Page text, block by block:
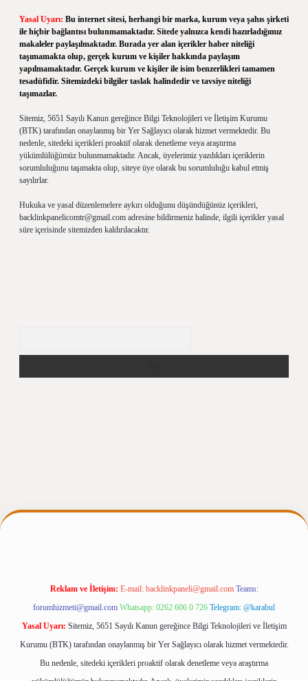
Yasal Uyarı: Bu internet sitesi, herhangi bir marka, kurum veya şahıs şirketi
ile hiçbir bağlantısı bulunmamaktadır. Sitede yalnızca kendi hazırladığımız
makaleler paylaşılmaktadır. Burada yer alan içerikler haber niteliği
taşımamakta olup, gerçek kurum ve kişiler hakkında paylaşım
yapılmamaktadır. Gerçek kurum ve kişiler ile isim benzerlikleri tamamen
tesadüfidir. Sitemizdeki bilgiler taslak halindedir ve tavsiye niteliği
taşımazlar.
Sitemiz, 5651 Sayılı Kanun gereğince Bilgi Teknolojileri ve İletişim Kurumu
(BTK) tarafından onaylanmış bir Yer Sağlayıcı olarak hizmet vermektedir. Bu
nedenle, sitedeki içerikleri proaktif olarak denetleme veya araştırma
yükümlülüğümüz bulunmamaktadır. Ancak, üyelerimiz yazdıkları içeriklerin
sorumluluğunu taşımakta olup, siteye üye olarak bu sorumluluğu kabul etmiş
sayılırlar.
Hukuka ve yasal düzenlemelere aykırı olduğunu düşündüğünüz içerikleri,
backlinkpanelicomtr@gmail.com adresine bildirmeniz halinde, ilgili içerikler yasal
süre içerisinde sitemizden kaldırılacaktır.
betexpergir.net
Reklam ve İletişim: E-mail: backlinkpaneli@gmail.com Teams:
forumhizmeti@gmail.com Whatsapp: 0262 606 0 726 Telegram: @karabul
Yasal Uyarı: Sitemiz, 5651 Sayılı Kanun gereğince Bilgi Teknolojileri ve İletişim
Kurumu (BTK) tarafından onaylanmış bir Yer Sağlayıcı olarak hizmet vermektedir.
Bu nedenle, sitedeki içerikleri proaktif olarak denetleme veya araştırma